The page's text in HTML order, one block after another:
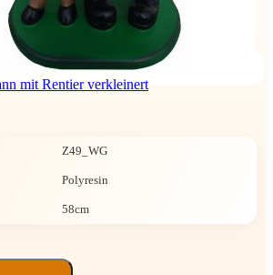
mit Rentier verkleinert
Z49_WG
Polyresin
58cm